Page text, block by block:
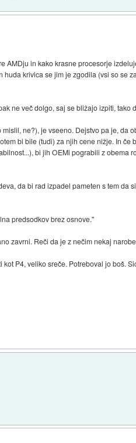
AMDju in kako krasne procesorje
krivica se jim je zgodila (vsi so se
ne več dolgo, saj se bližajo izpiti, tako
ne?), je vseeno. Dejstvo pa je, da
bi bile (tudi) za njih cene nižje. In
bi jih OEMi pograbili z obema
da bi rad izpadel pameten s tem da
predsodkov brez osnove.''
zavrni. Reči da je z nečim nekaj
P4, veliko sreče. Potreboval jo boš.